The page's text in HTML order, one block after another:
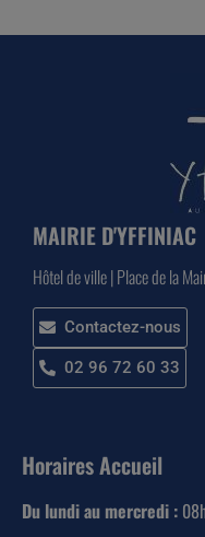
MAIRIE D'YFFINIAC
Hôtel de ville | Place de la
Contactez-nous
02 96 72 60 33
Horaires Accueil
Du lundi au mercredi :